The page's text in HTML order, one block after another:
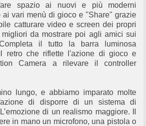
spazio ai nuovi e più moderni
ai vari menù di gioco e "Share" grazie
catturare video e screen dei propri
da mostrare poi agli amici sui
il tutto la barra luminosa
retro che riflette l'azione di gioco e
Camera a rilevare il controller
lungo, e abbiamo imparato molte
di disporre di un sistema di
di un realismo maggiore. Il
in mano un microfono, una pistola o